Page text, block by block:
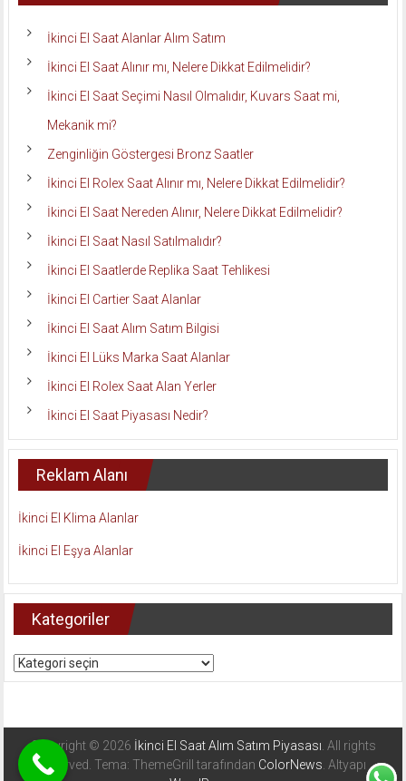
İkinci El Saat Alanlar Alım Satım
İkinci El Saat Alınır mı, Nelere Dikkat Edilmelidir?
İkinci El Saat Seçimi Nasıl Olmalıdır, Kuvars Saat mi,
Mekanik mi?
Zenginliğin Göstergesi Bronz Saatler
İkinci El Rolex Saat Alınır mı, Nelere Dikkat Edilmelidir?
İkinci El Saat Nereden Alınır, Nelere Dikkat Edilmelidir?
İkinci El Saat Nasıl Satılmalıdır?
İkinci El Saatlerde Replika Saat Tehlikesi
İkinci El Cartier Saat Alanlar
İkinci El Saat Alım Satım Bilgisi
İkinci El Lüks Marka Saat Alanlar
İkinci El Rolex Saat Alan Yerler
İkinci El Saat Piyasası Nedir?
Reklam Alanı
İkinci El Klima Alanlar
İkinci El Eşya Alanlar
Kategoriler
Kategoriler
Copyright © 2026 İkinci El Saat Alım Satım Piyasası. All rights
reserved. Tema: ThemeGrill tarafından ColorNews. Altyapı